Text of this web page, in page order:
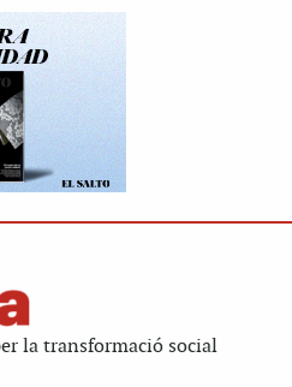
la transformació social